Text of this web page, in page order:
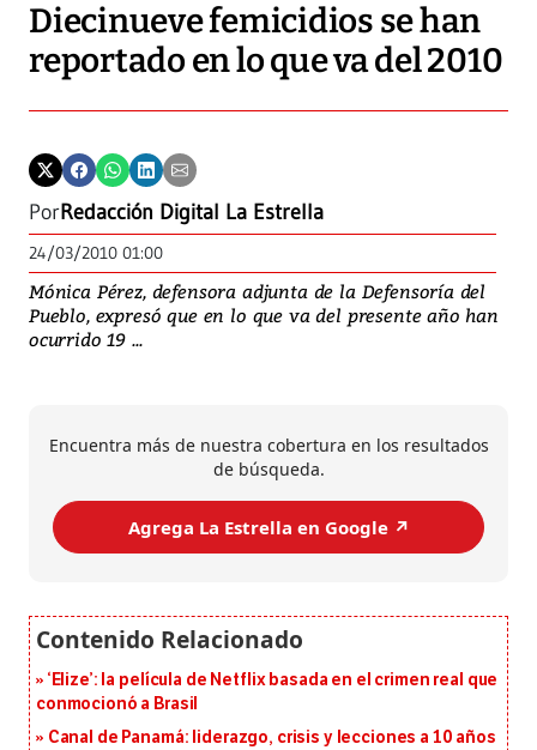
Diecinueve femicidios se han
reportado en lo que va del 2010
PorRedacción Digital La Estrella
24/03/2010 01:00
Mónica Pérez, defensora adjunta de la Defensoría del
Pueblo, expresó que en lo que va del presente año han
ocurrido 19 ...
Encuentra más de nuestra cobertura en los resultados
de búsqueda.
Agrega La Estrella en Google ↗️
‘Elize’: la película de Netflix basada en el crimen real que
conmocionó a Brasil
Canal de Panamá: liderazgo, crisis y lecciones a 10 años